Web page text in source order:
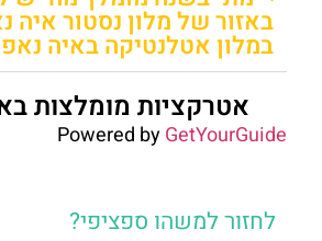
באזור של מלון נסטור איה
במלון אטלנטיקה באיה
אטרקציות מומלצות
Powered byGetYourGuide
לחזור למשהו ספציפי?